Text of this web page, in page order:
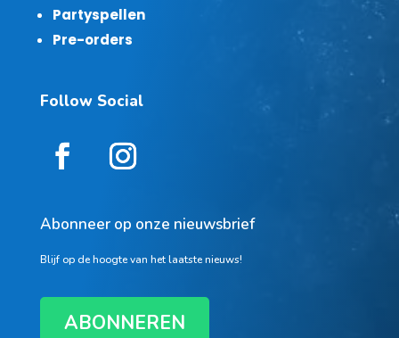
Partyspellen
Pre-orders
Follow Social
Abonneer op onze nieuwsbrief
Blijf op de hoogte van het laatste nieuws!
ABONNEREN